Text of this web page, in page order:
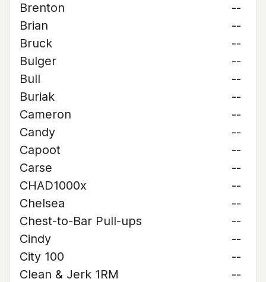
Brenton
--
Brian
--
Bruck
--
Bulger
--
Bull
--
Buriak
--
Cameron
--
Candy
--
Capoot
--
Carse
--
CHAD1000x
--
Chelsea
--
Chest-to-Bar Pull-ups
--
Cindy
--
City 100
--
Clean & Jerk 1RM
--